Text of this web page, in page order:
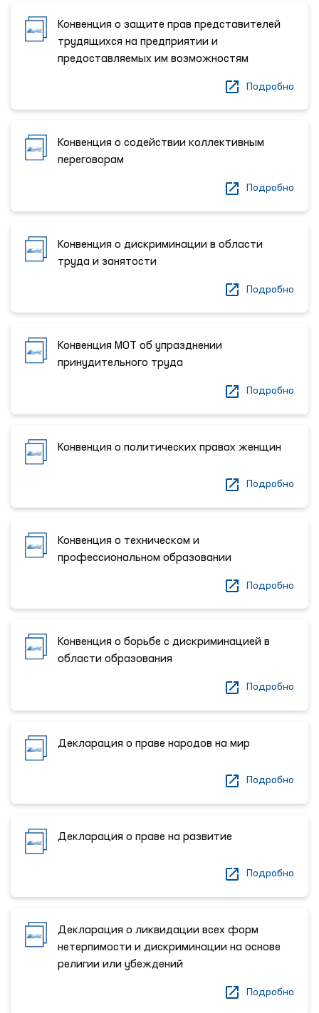
Конвенция о защите прав представителей
трудящихся на предприятии и
предоставляемых им возможностям
Подробно
Конвенция о содействии коллективным
переговорам
Подробно
Конвенция о дискриминации в области
труда и занятости
Подробно
Конвенция МОТ об упразднении
принудительного труда
Подробно
Конвенция о политических правах женщин
Подробно
Конвенция о техническом и
профессиональном образовании
Подробно
Конвенция о борьбе с дискриминацией в
области образования
Подробно
Декларация о праве народов на мир
Подробно
Декларация о праве на развитие
Подробно
Декларация о ликвидации всех форм
нетерпимости и дискриминации на основе
религии или убеждений
Подробно